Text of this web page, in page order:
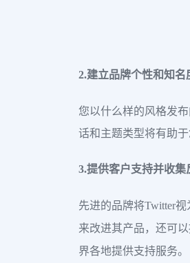
2.建立品牌个性和知名
您以什么样的风格发
话和主题类型将有助
3.提供客户支持并收集
先进的品牌将Twitter
来改进其产品，还可
界各地提供支持服务。